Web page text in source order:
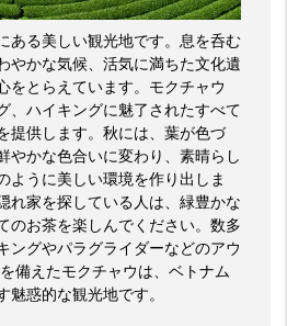
ある美しい観光地です。息を呑む
やかな気候、活気に満ちた文化遺
をとらえています。モクチャウ
、ハイキングに魅了されたすべて
提供します。秋には、葉が色づ
やかな色合いに変わり、素晴らし
ように美しい環境を作り出しま
れ家を探している人は、緑豊かな
のお茶を楽しんでください。数多
ングやパラグライダーなどのアウ
備えたモクチャウは、ベトナム
魅惑的な観光地です。